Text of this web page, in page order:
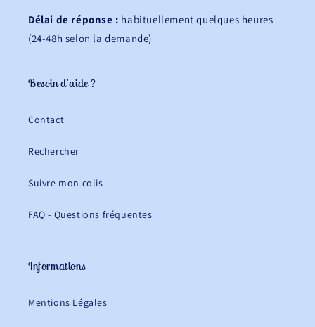
Délai de réponse : habituellement quelques heures
(24-48h selon la demande)
Besoin d'aide ?
Contact
Rechercher
Suivre mon colis
FAQ - Questions fréquentes
Informations
Mentions Légales